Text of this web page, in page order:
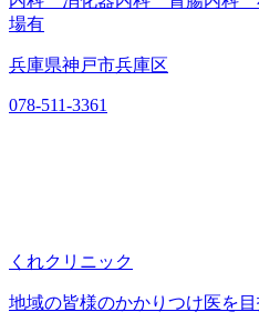
場有
兵庫県神戸市兵庫区
078-511-3361
くれクリニック
地域の皆様のかかりつけ医を